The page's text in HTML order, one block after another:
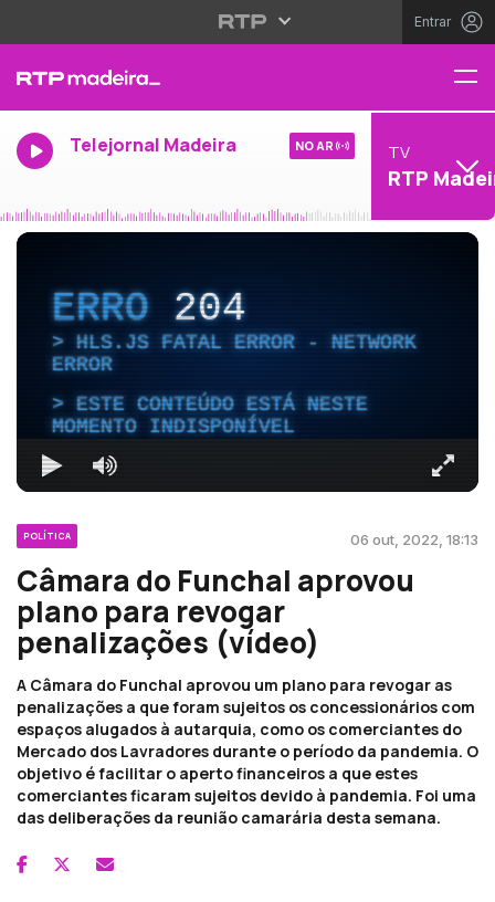
Entrar
Telejornal Madeira NO AR TV
RTP
ERRO204
HLS.JS FATAL ERROR - NETWORK
ERROR
ESTE CONTEÚDO ESTÁ NESTE
MOMENTO INDISPONÍVEL
POLÍTICA 06 out, 2022, 18:13
Câmara do Funchal aprovou
plano para revogar
penalizações (vídeo)
A Câmara do Funchal aprovou um plano para revogar as
penalizações a que foram sujeitos os concessionários com
espaços alugados à autarquia, como os comerciantes do
Mercado dos Lavradores durante o período da pandemia. O
objetivo é facilitar o aperto financeiros a que estes
comerciantes ficaram sujeitos devido à pandemia. Foi uma
das deliberações da reunião camarária desta semana.